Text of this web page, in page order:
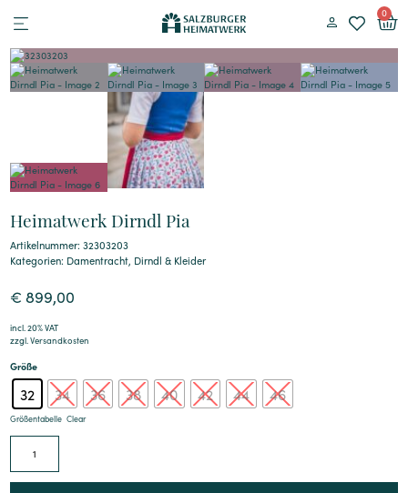
0
Heimatwerk Dirndl Pia
Artikelnummer: 32303203
Kategorien: Damentracht, Dirndl & Kleider
€ 899,00
incl. 20% VAT
zzgl.Versandkosten
Größe
32 34 36 38 40 42 44 46
Größentabelle Clear